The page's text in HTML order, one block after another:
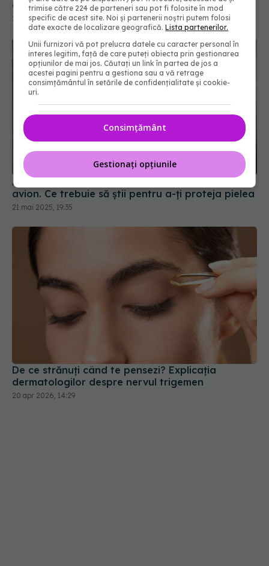
greșeala cu tenul uscat și tenul gras
22 dec 2025, 20:37
Avertisment important pentru toți pasagerii de
avion. Ce trebuie să știi pentru a-ți proteja pielea
21 mai 2025, 19:35
De ce strănuți când te pensezi? Explicația
dermatologilor despre nervul trigemen
20 apr 2026, 14:29
trimise către 224 de parteneri sau pot fi folosite în mod
specific de acest site. Noi și partenerii noștri putem folosi
date exacte de localizare geografică.Lista partenerilor.
Unii furnizori vă pot prelucra datele cu caracter personal în
interes legitim, față de care puteți obiecta prin gestionarea
opțiunilor de mai jos. Căutați un link în partea de jos a
acestei pagini pentru a gestiona sau a vă retrage
consimțământul în setările de confidențialitate și cookie-
uri.
Consimțământ
Gestionați opțiunile